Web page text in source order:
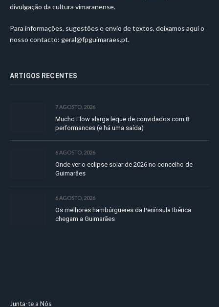
divulgação da cultura vimaranense.
Para informações, sugestões e envio de textos, deixamos aqui o
nosso contacto: geral@fpguimaraes.pt.
ARTIGOS RECENTES
7 AGOSTO, 2026
Mucho Flow alarga leque de convidados com 8
performances (e há uma saída)
6 AGOSTO, 2026
Onde ver o eclipse solar de 2026 no concelho de
Guimarães
6 AGOSTO, 2026
Os melhores hambúrgueres da Península Ibérica
chegam a Guimarães
Junta-te a Nós